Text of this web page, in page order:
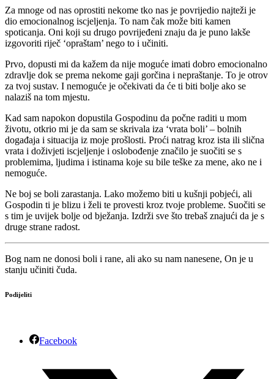
Za mnoge od nas oprostiti nekome tko nas je povrijedio najteži je
dio emocionalnog iscjeljenja. To nam čak može biti kamen
spoticanja. Oni koji su drugo povrijeđeni znaju da je puno lakše
izgovoriti riječ ‘opraštam’ nego to i učiniti.
Prvo, dopusti mi da kažem da nije moguće imati dobro emocionalno
zdravlje dok se prema nekome gaji gorčina i nepraštanje. To je otrov
za tvoj sustav. I nemoguće je očekivati da će ti biti bolje ako se
nalaziš na tom mjestu.
Kad sam napokon dopustila Gospodinu da počne raditi u mom
životu, otkrio mi je da sam se skrivala iza ‘vrata boli’ – bolnih
događaja i situacija iz moje prošlosti. Proći natrag kroz ista ili slična
vrata i doživjeti iscjeljenje i oslobođenje značilo je suočiti se s
problemima, ljudima i istinama koje su bile teške za mene, ako ne i
nemoguće.
Ne boj se boli zarastanja. Lako možemo biti u kušnji pobjeći, ali
Gospodin ti je blizu i želi te provesti kroz tvoje probleme. Suočiti se
s tim je uvijek bolje od bježanja. Izdrži sve što trebaš znajući da je s
druge strane radost.
Bog nam ne donosi boli i rane, ali ako su nam nanesene, On je u
stanju učiniti čuda.
Podijeliti
Facebook